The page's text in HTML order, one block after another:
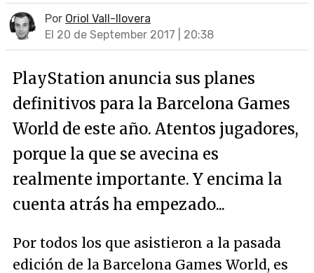
Por Oriol Vall-llovera
El 20 de September 2017 | 20:38
PlayStation anuncia sus planes
definitivos para la Barcelona Games
World de este año. Atentos jugadores,
porque la que se avecina es
realmente importante. Y encima la
cuenta atrás ha empezado...
Por todos los que asistieron a la pasada
edición de la Barcelona Games World, es